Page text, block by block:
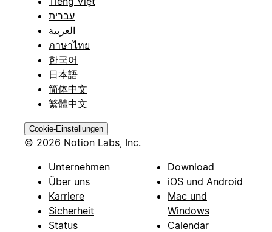
עברית
العربية
ภาษาไทย
한국어
日本語
简体中文
繁體中文
Cookie-Einstellungen
© 2026 Notion Labs, Inc.
Unternehmen
Über uns
Karriere
Sicherheit
Status
Download
iOS und Android
Mac und
Windows
Calendar